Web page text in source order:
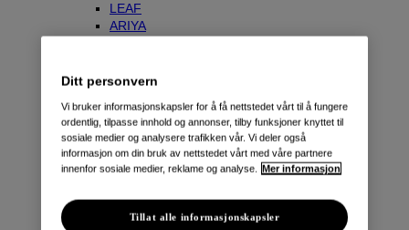
LEAF
ARIYA
e-NV200 Evalia
Ditt personvern
Vi bruker informasjonskapsler for å få nettstedet vårt til å fungere
ordentlig, tilpasse innhold og annonser, tilby funksjoner knyttet til
sosiale medier og analysere trafikken vår. Vi deler også
informasjon om din bruk av nettstedet vårt med våre partnere
innenfor sosiale medier, reklame og analyse. Mer informasjon
Tillat alle informasjonskapsler